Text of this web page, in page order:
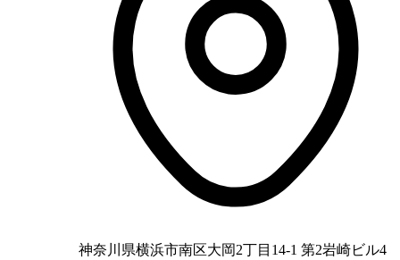
神奈川県横浜市南区大岡2丁目14-1 第2岩崎ビル4